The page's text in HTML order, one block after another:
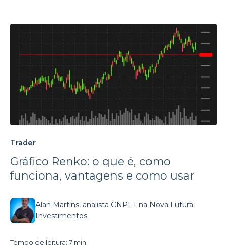
Trader
Gráfico Renko: o que é, como
funciona, vantagens e como usar
Alan Martins, analista CNPI-T na Nova Futura
Investimentos
Tempo de leitura: 7 min.